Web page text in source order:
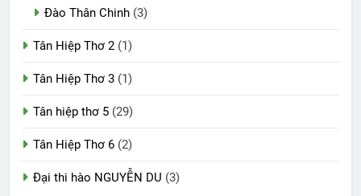
Đào Thân Chinh (3)
Tân Hiệp Thơ 2 (1)
Tân Hiệp Thơ 3 (1)
Tân hiệp thơ 5 (29)
Tân Hiệp Thơ 6 (2)
Đại thi hào NGUYỄN DU (3)